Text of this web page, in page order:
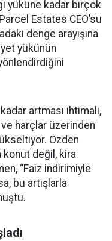
yüküne kadar birçok
Estates CEO’su
denge arayışına
yükünün
artması ihtimali,
harçlar üzerinden
Özden
konut değil, kira
“Faiz indirimiyle
bu artışlarla